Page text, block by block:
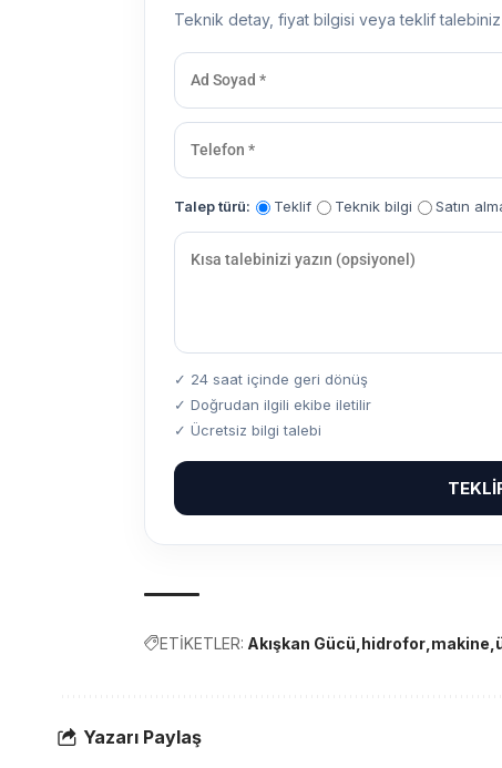
Teknik detay, fiyat bilgisi veya teklif
Talep türü: Teklif Teknik bilgi Satın
✓ 24 saat içinde geri dönüş
✓ Doğrudan ilgili ekibe iletilir
✓ Ücretsiz bilgi talebi
ETİKETLER: Akışkan Gücü hidrofor makine
Yazarı Paylaş